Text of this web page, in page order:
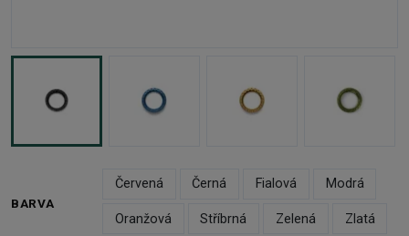
BARVA
Červená Černá Fialová Modrá
Oranžová Stříbrná Zelená Zlatá